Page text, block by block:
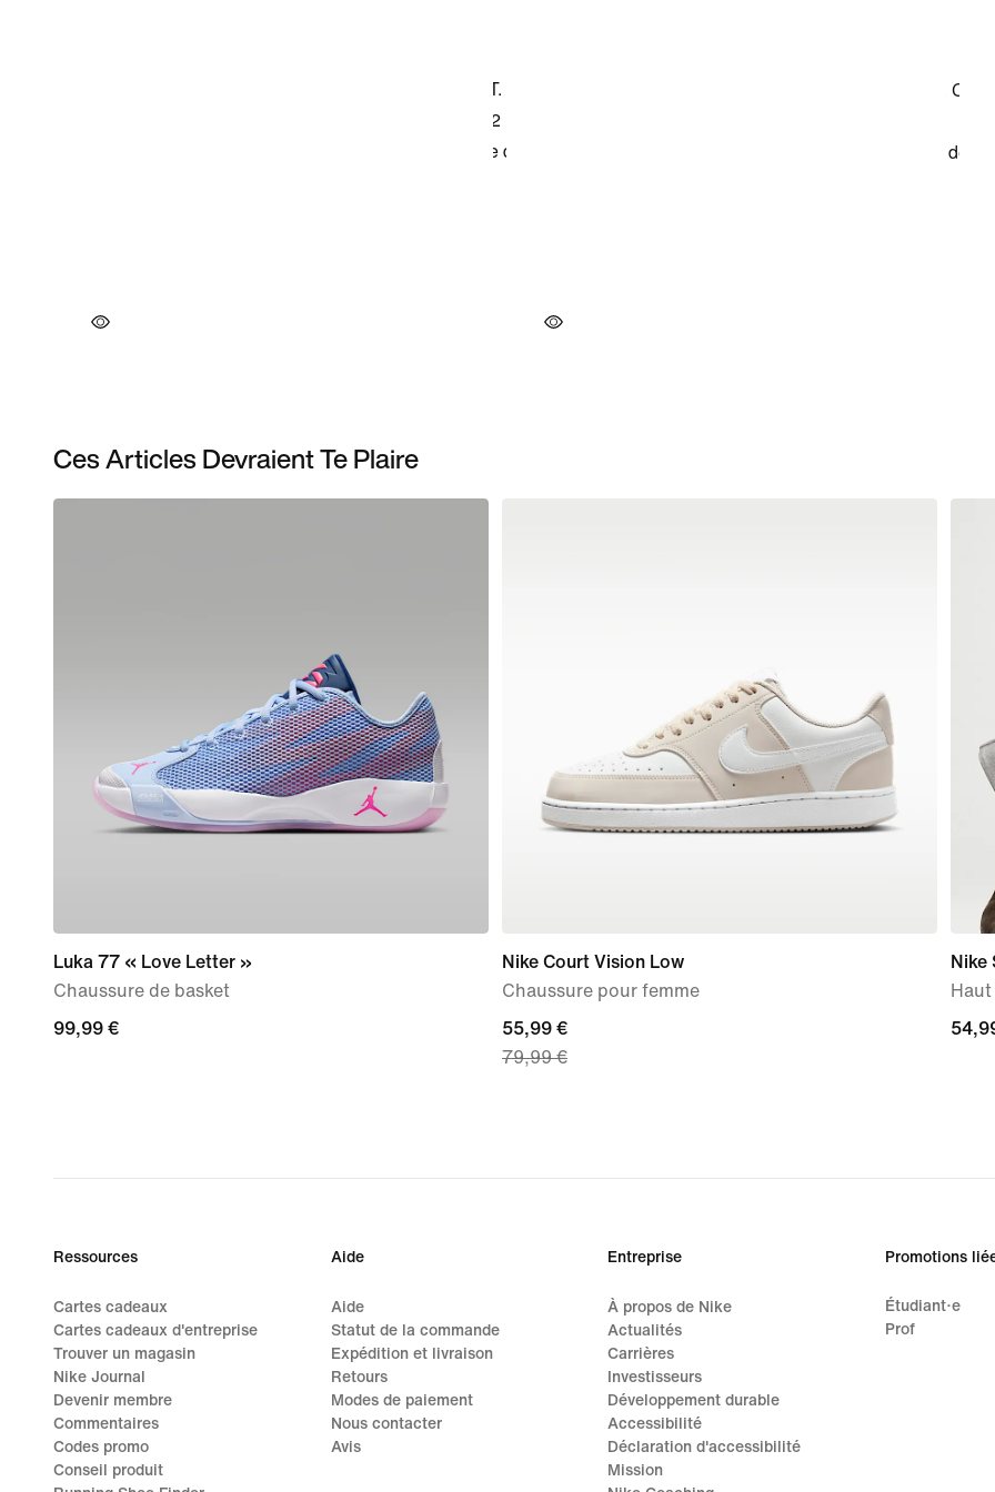
Ces Articles Devraient Te Plaire
Luka 77 « Love Letter »
Chaussure de basket
99,99 €
99,99 €
Nike Court Vision Low
Chaussure pour femme
current
price
79,99 €
55,99 €
79,99 €
Nike
Ressources
Cartes cadeaux
Cartes cadeaux d'entreprise
Trouver un magasin
Nike Journal
Devenir membre
Commentaires
Codes promo
Conseil produit
Aide
Aide
Statut de la commande
Expédition et livraison
Retours
Modes de paiement
Nous contacter
Avis
Entreprise
À propos de Nike
Actualités
Carrières
Investisseurs
Développement durable
Accessibilité
Déclaration d'accessibilité
Mission
Promotions
Étudiant·e
Prof